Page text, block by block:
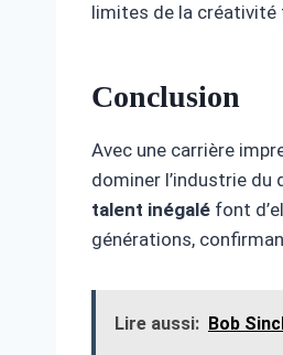
limites de la créativité
Conclusion
Avec une carrière
dominer l’industrie
talent inégalé font
générations,
Lire aussi: Bob